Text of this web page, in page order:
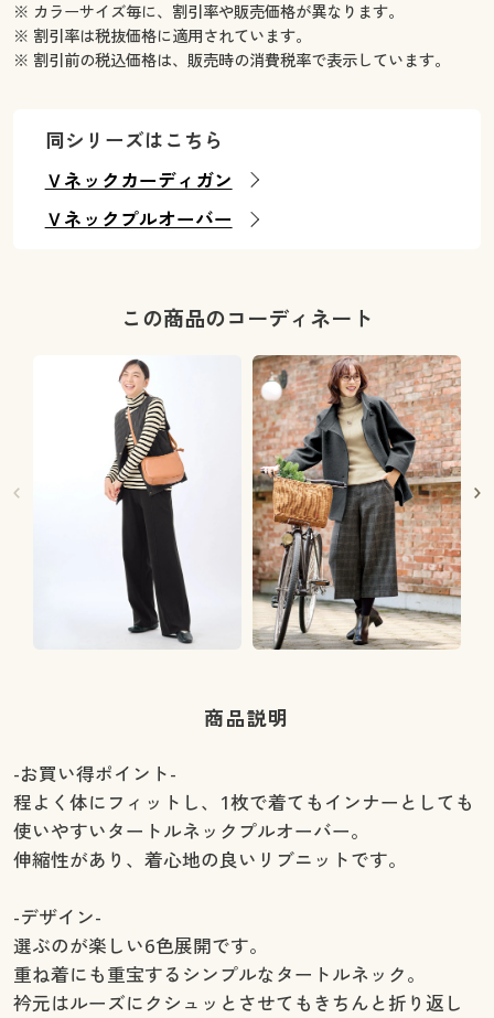
※ カラーサイズ毎に、割引率や販売価格が異なります。
※ 割引率は税抜価格に適用されています。
※ 割引前の税込価格は、販売時の消費税率で表示しています。
同シリーズはこちら
Ｖネックカーディガン
Ｖネックプルオーバー
この商品のコーディネート
商品説明
-お買い得ポイント-
程よく体にフィットし、1枚で着てもインナーとしても
使いやすいタートルネックプルオーバー。
伸縮性があり、着心地の良いリブニットです。
-デザイン-
選ぶのが楽しい6色展開です。
重ね着にも重宝するシンプルなタートルネック。
衿元はルーズにクシュッとさせてもきちんと折り返し